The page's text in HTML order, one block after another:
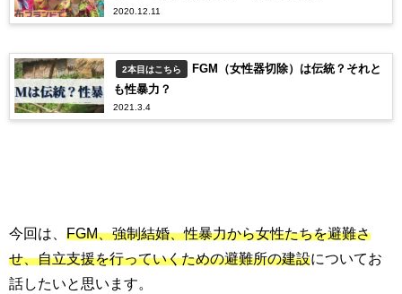
2020.12.11
2本目はこちら
FGM（女性器切除）は伝統？それと
も性暴力？
2021.3.4
今回は、 FGM、強制結婚、性暴力から女性たちを避難さ
せ、自立支援を行っていくための避難所の建設についてお
話したいと思います。